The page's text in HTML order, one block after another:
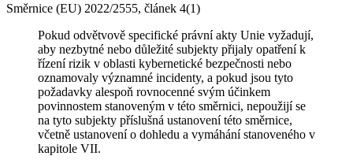
Směrnice (EU) 2022/2555, článek 4(1)
Pokud odvětvově specifické právní akty Unie vyžadují,
aby nezbytné nebo důležité subjekty přijaly opatření k
řízení rizik v oblasti kybernetické bezpečnosti nebo
oznamovaly významné incidenty, a pokud jsou tyto
požadavky alespoň rovnocenné svým účinkem
povinnostem stanoveným v této směrnici, nepoužijí se
na tyto subjekty příslušná ustanovení této směrnice,
včetně ustanovení o dohledu a vymáhání stanoveného v
kapitole VII.